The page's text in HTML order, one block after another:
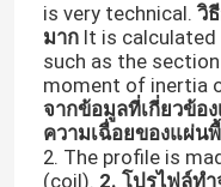
is very technical. วิ
มาก It is calculated
such as the
moment of inertia
จากข้อมูลที่เกี่ยวข้อ
ความเฉื่อยของแผ่น
2. The profile is
(coil). 2. โปรไฟล์ท